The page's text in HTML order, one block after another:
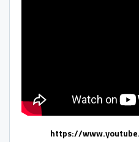
https://